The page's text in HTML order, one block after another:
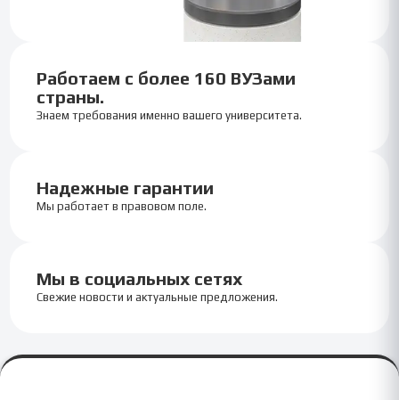
Работаем с более 160 ВУЗами
страны.
Знаем требования именно вашего университета.
Надежные гарантии
Мы работает в правовом поле.
Мы в социальных сетях
Свежие новости и актуальные предложения.